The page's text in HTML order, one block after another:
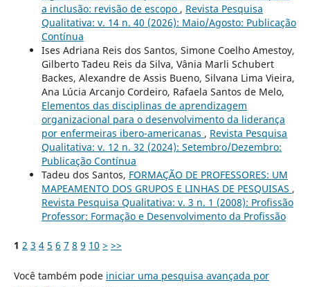
a inclusão: revisão de escopo , Revista Pesquisa
Qualitativa: v. 14 n. 40 (2026): Maio/Agosto: Publicação
Contínua
Ises Adriana Reis dos Santos, Simone Coelho Amestoy,
Gilberto Tadeu Reis da Silva, Vânia Marli Schubert
Backes, Alexandre de Assis Bueno, Silvana Lima Vieira,
Ana Lúcia Arcanjo Cordeiro, Rafaela Santos de Melo,
Elementos das disciplinas de aprendizagem
organizacional para o desenvolvimento da liderança
por enfermeiras ibero-americanas , Revista Pesquisa
Qualitativa: v. 12 n. 32 (2024): Setembro/Dezembro:
Publicação Contínua
Tadeu dos Santos, FORMAÇÃO DE PROFESSORES: UM
MAPEAMENTO DOS GRUPOS E LINHAS DE PESQUISAS ,
Revista Pesquisa Qualitativa: v. 3 n. 1 (2008): Profissão
Professor: Formação e Desenvolvimento da Profissão
1 2 3 4 5 6 7 8 9 10 > >>
Você também pode iniciar uma pesquisa avançada por